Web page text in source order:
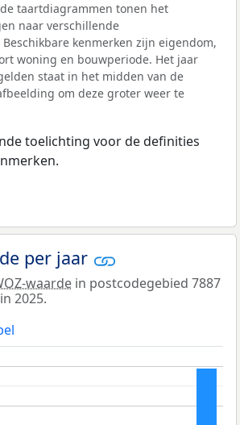
taartdiagrammen tonen het
naar verschillende
kenmerken zijn eigendom,
woning en bouwperiode. Het jaar
staat in het midden van de
om deze groter weer te
toelichting voor de definities
per jaar
waarde in postcodegebied 7887
2025.